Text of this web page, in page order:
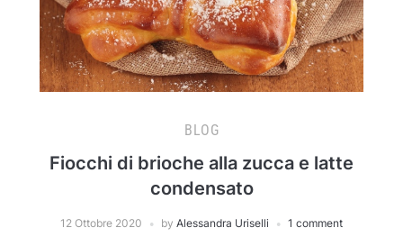
BLOG
Fiocchi di brioche alla zucca e latte
condensato
12 Ottobre 2020 by Alessandra Uriselli 1 comment